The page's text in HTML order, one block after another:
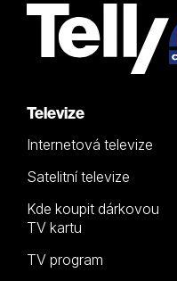
Televize
Internetová televize
Satelitní televize
Kde koupit dárkovou
TV kartu
TV program